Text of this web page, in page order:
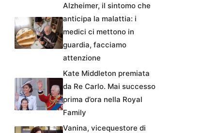
Alzheimer, il sintomo che
anticipa la malattia: i
medici ci mettono in
guardia, facciamo
attenzione
Kate Middleton premiata
da Re Carlo. Mai successo
prima d’ora nella Royal
Family
Vanina, vicequestore di